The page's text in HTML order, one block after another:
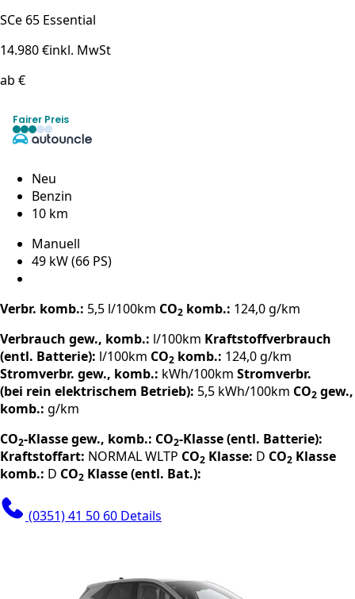
SCe 65 Essential
14.980 €inkl. MwSt
ab €
Fairer Preis
Neu
Benzin
10 km
Manuell
49 kW (66 PS)
Verbr. komb.: 5,5 l/100km CO2 komb.: 124,0 g/km
Verbrauch gew., komb.: l/100km Kraftstoffverbrauch
(entl. Batterie): l/100km CO2 komb.: 124,0 g/km
Stromverbr. gew., komb.: kWh/100km Stromverbr.
(bei rein elektrischem Betrieb): 5,5 kWh/100km CO2 gew.,
komb.: g/km
CO2-Klasse gew., komb.: CO2-Klasse (entl. Batterie):
Kraftstoffart: NORMALWLTP CO2 Klasse: D CO2 Klasse
komb.: D CO2 Klasse (entl. Bat.):
(0351) 41 50 60 Details